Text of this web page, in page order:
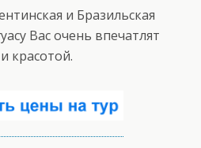
и Бразильская
Вас очень впечатлят
красотой.